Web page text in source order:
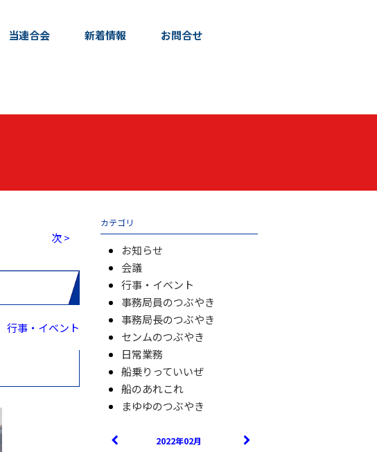
当連合会 新着情報 お問合せ
次 >
行事・イベント
カテゴリ
お知らせ
会議
行事・イベント
事務局員のつぶやき
事務局長のつぶやき
センムのつぶやき
日常業務
船乗りっていいぜ
船のあれこれ
まゆゆのつぶやき
2022年02月